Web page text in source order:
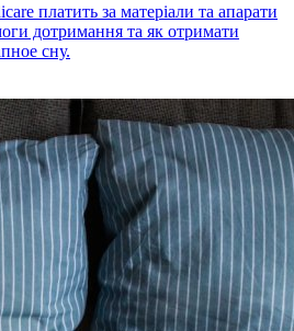
платить за матеріали та апарати
дотримання та як отримати
сну.